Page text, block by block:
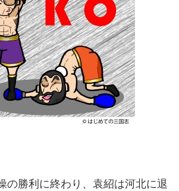
の勝利に終わり、袁紹は河北に退